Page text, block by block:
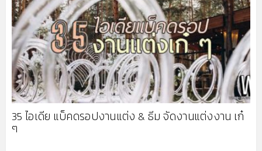
35 ไอเดีย แบ็คดรอปงานแต่ง & ธีม จัดงานแต่งงาน เก๋
ๆ